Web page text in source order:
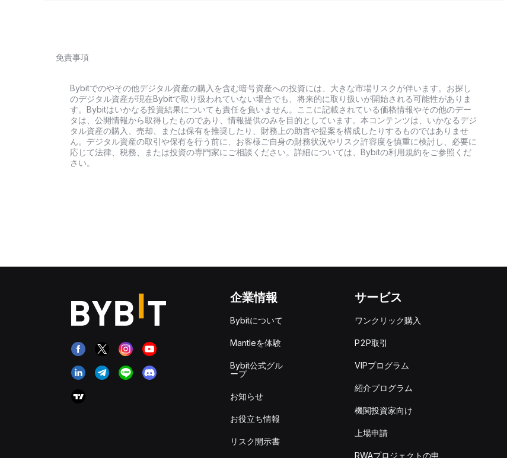
免責事項
Bybitでのやその他デジタル資産の購入を含む暗号資産への投資には、大きな市場リスクが伴います。お探し
のデジタル資産が現在Bybitで取り扱われていない場合でも、将来的に取り扱いが開始される可能性がありま
す。Bybitはいかなる投資結果についても責任を負いません。ここに記載されている価格情報やその他のデー
タは、公開情報から取得したものであり、情報提供のみを目的としています。本コンテンツは、いかなるデジ
タル資産の購入、売却、または保有を推奨したり、財務上の助言や提案を構成したりするものではありませ
ん。デジタル資産の取引や保有を行う前に、お客様ご自身の財務状況やリスク許容度を慎重に検討し、必要に
応じて法律、税務、または投資の専門家にご相談ください。詳細については、Bybitの利用規約をご参照くだ
さい。
企業情報
Bybitについて
Mantleを体験
Bybit公式グル
ープ
お知らせ
お役立ち情報
リスク開示書
サービス
ワンクリック購入
P2P取引
VIPプログラム
紹介プログラム
機関投資家向け
上場申請
RWAプロジェクトの申